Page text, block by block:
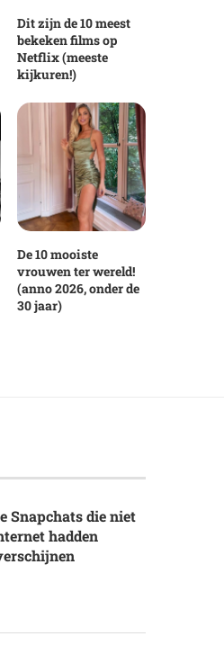
Dit zijn de 10 meest
bekeken films op
Netflix (meeste
kijkuren!)
De 10 mooiste
vrouwen ter wereld!
(anno 2026, onder de
30 jaar)
Snapchats die niet
hadden